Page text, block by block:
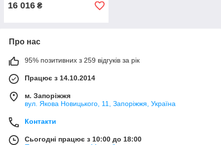
16 016 ₴
Про нас
95% позитивних з 259 відгуків за рік
Працює з 14.10.2014
м. Запоріжжя
вул. Якова Новицького, 11, Запоріжжя, Україна
Контакти
Сьогодні працює з 10:00 до 18:00